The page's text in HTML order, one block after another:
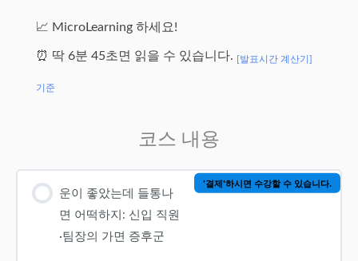
📈 MicroLearning 하세요!
⏰ 딱 6분 45초면 읽을 수 있습니다. [발표시간 계산기]
기준
코스 내용
운이 좋았는데 들통나
면 어떡하지: 신입 직원
·팀장의 가면 증후군
'결제'하시면 수강할 수 있습니다.